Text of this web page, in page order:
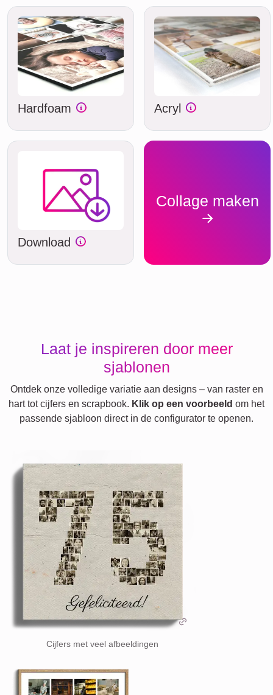
Hardfoam Acryl
Download
Collage maken
Laat je inspireren door meer
sjablonen
Ontdek onze volledige variatie aan designs – van raster en
hart tot cijfers en scrapbook. Klik op een voorbeeld om het
passende sjabloon direct in de configurator te openen.
Cijfers met veel afbeeldingen